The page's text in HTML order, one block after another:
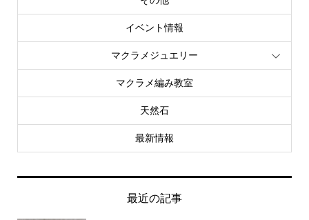
イベント情報
マクラメジュエリー
マクラメ編み教室
天然石
最新情報
最近の記事